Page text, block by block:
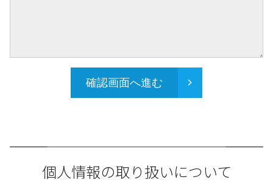
確認画面へ進む
個人情報の取り扱いについて